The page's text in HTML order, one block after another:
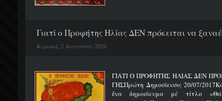
Γιατί ο Προφήτης Ηλίας ΔΕΝ πρόκειται να
Κυριακή, 2 Αυγούστου 2026
ΓΙΑΤΙ Ο ΠΡΟΦΗΤΗΣ ΗΛΙΑΣ ΔΕΝ
ΓΗΣΠρώτη Δημοσίευσις 20/07/
ἕνα δημοσίευμα μέ τίτλο